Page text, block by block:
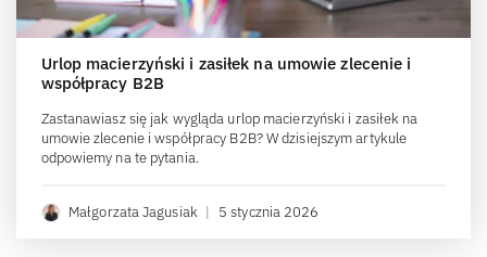
Urlop macierzyński i zasiłek na umowie zlecenie i
współpracy B2B
Zastanawiasz się jak wygląda urlop macierzyński i zasiłek na
umowie zlecenie i współpracy B2B? W dzisiejszym artykule
odpowiemy na te pytania.
Małgorzata Jagusiak | 5 stycznia 2026